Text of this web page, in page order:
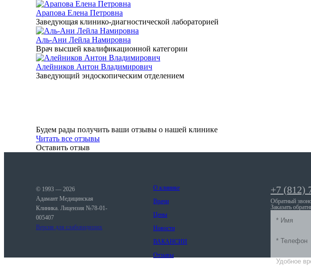
Арапова Елена Петровна
Заведующая клинико-диагностической лабораторией
Аль-Ани Лейла Намировна
Врач высшей квалификационной категории
Алейников Антон Владимирович
Заведующий эндоскопическим отделением
Будем рады получить ваши отзывы о нашей клинике
Читать все отзывы
Оставить отзыв
© 1993 — 2026
Адамант Медицинская
Клиника. Лицензия №78-01-
005407
Версия для слабовидящих
О клинике
Врачи
Цены
Новости
ВАКАНСИИ
Отзывы
+7 (812)
Обратный
Заказать